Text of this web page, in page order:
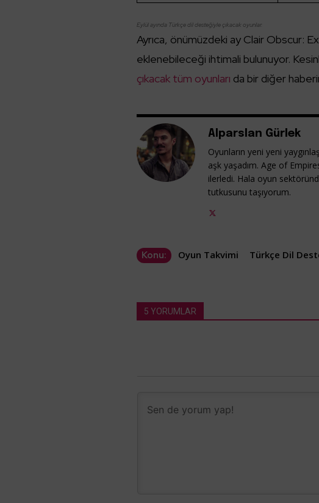
Eylül ayında Türkçe dil desteğiyle çıkacak oyunlar.
Ayrıca, önümüzdeki ay Clair Obscur:
eklenebileceği ihtimali bulunuyor.
çıkacak tüm oyunları da bir diğer
Alparslan Gürlek
Oyunların yeni yeni
aşk yaşadım. Age of
ilerledi. Hala oyun
tutkusunu taşıyorum.
Konu: Oyun Takvimi Türkçe Dil
5 YORUMLAR